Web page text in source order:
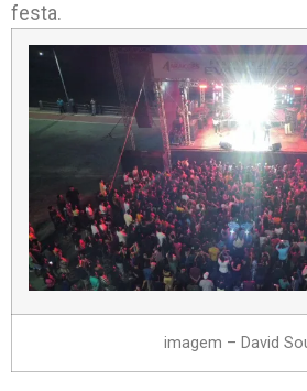
festa.
imagem – David